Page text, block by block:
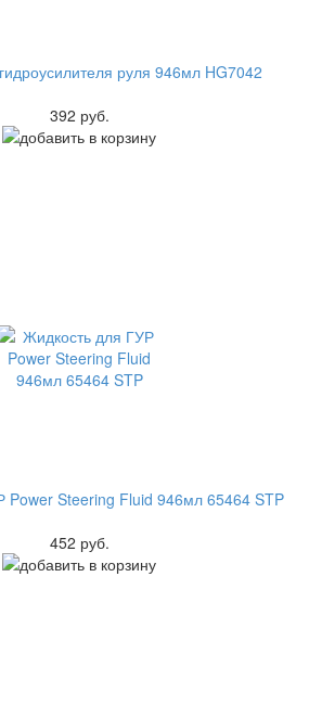
руля 946мл HG7042
392 руб.
Power Steering Fluid 946мл 65464 STP
452 руб.